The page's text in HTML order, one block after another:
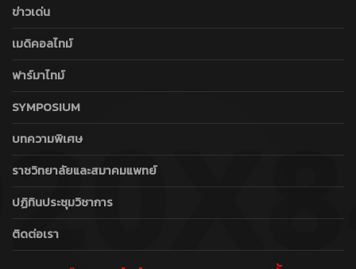
ข่าวเด่น
เมดิคอลไทม์
ฟาร์มาไทม์
SYMPOSIUM
บทความพิเศษ
ราชวิทยาลัยและสมาคมแพทย์
ปฏิทินประชุมวิชาการ
ติดต่อเรา